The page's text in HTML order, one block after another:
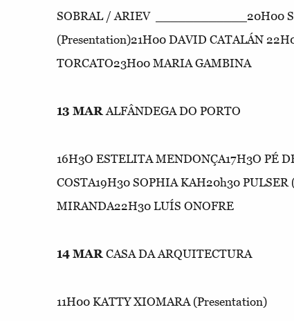
SOBRAL / ARIEV ____________20H00
(Presentation)21H00 DAVID CATALÁN
TORCATO23H00 MARIA GAMBINA
13 MARALFÂNDEGA DO PORTO
16H3O ESTELITA MENDONÇA17H3O PÉ
COSTA19H30 SOPHIA KAH20h30
MIRANDA22H30 LUÍS ONOFRE
14 MAR CASA DA ARQUITECTURA
11H00 KATTY XIOMARA (Presentation)